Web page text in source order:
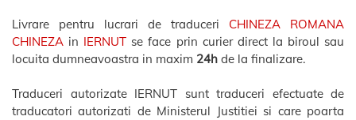
Livrare pentru lucrari de traduceri CHINEZA ROMANA
CHINEZA in IERNUT se face prin curier direct la biroul sau
locuita dumneavoastra in maxim 24h de la finalizare.
Traduceri autorizate IERNUT sunt traduceri efectuate de
traducatori autorizati de Ministerul Justitiei si care poarta